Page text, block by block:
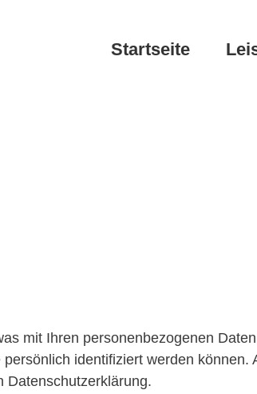
Startseite
mit Ihren personenbezogenen
identifiziert werden
Datenschutzerklärung.